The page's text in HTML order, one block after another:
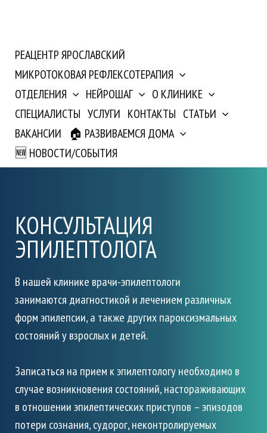
РЕАЦЕНТР ЯРОСЛАВСКИЙ
МИКРОТОКОВАЯ РЕФЛЕКСОТЕРАПИЯ
ОТДЕЛЕНИЯ
НЕЙРОШАГ
О КЛИНИКЕ
СПЕЦИАЛИСТЫ УСЛУГИ КОНТАКТЫ СТАТЬИ
ВАКАНСИИ
🏠 РАЗВИВАЕМСЯ ДОМА
🆕 НОВОСТИ/СОБЫТИЯ
КОНСУЛЬТАЦИЯ
ЭПИЛЕПТОЛОГА
В нашей клинике врачи-эпилептологи
занимаются диагностикой и лечением различных
форм эпилепсии, а также других пароксизмальных
состояний у взрослых и детей.
Записаться на прием к эпилептологу необходимо в
случае возникновения состояний, настораживающих
в отношении эпилептических приступов – эпизодов
потери сознания, судорог, неконтролируемых